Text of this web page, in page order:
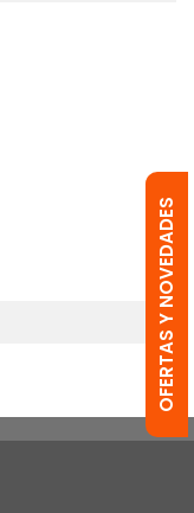
OFERTAS Y NOVEDADES